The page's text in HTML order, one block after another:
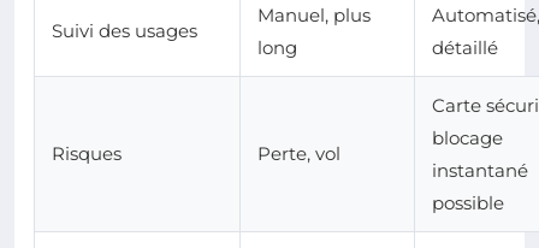
Suivi des usages
Manuel, plus
long
Automatisé,
détaillé
Risques Perte, vol
Carte
blocage
instantané
possible